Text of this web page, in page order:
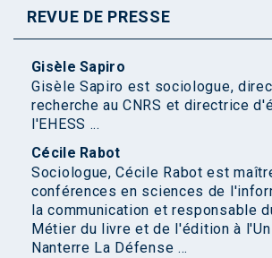
REVUE DE PRESSE
Gisèle Sapiro
Gisèle Sapiro est sociologue,
recherche au CNRS et directrice
l'EHESS ...
Cécile Rabot
Sociologue, Cécile Rabot est
conférences en sciences de
la communication et responsable
Métier du livre et de l'édition à
Nanterre La Défense ...